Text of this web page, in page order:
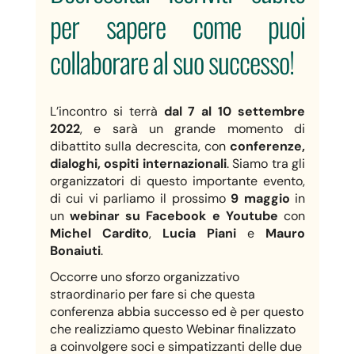
per sapere come puoi
collaborare al suo successo!
L’incontro si terrà dal 7 al 10 settembre
2022, e sarà un grande momento di
dibattito sulla decrescita, conconferenze,
dialoghi, ospiti internazionali. Siamo tra gli
organizzatori di questo importante evento,
di cui vi parliamo il prossimo 9 maggio in
unwebinar su Facebook e Youtube con
Michel Cardito, Lucia Piani e Mauro
Bonaiuti.
Occorre uno sforzo organizzativo
straordinario per fare si che questa
conferenza abbia successo ed è per questo
che realizziamo questo Webinar finalizzato
a coinvolgere soci e simpatizzanti delle due